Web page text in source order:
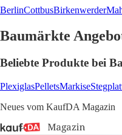
BerlinCottbusBirkenwerder
Baumärkte
Beliebte Produkte bei
PlexiglasPelletsMarkise
Neues vom KaufDA Magazin